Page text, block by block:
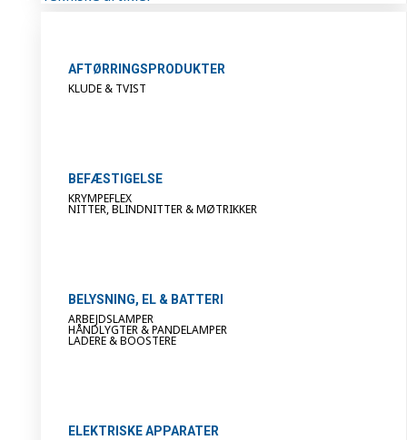
AFTØRRINGSPRODUKTER
KLUDE & TVIST
BEFÆSTIGELSE
KRYMPEFLEX
NITTER, BLINDNITTER & MØTRIKKER
BELYSNING, EL & BATTERI
ARBEJDSLAMPER
HÅNDLYGTER & PANDELAMPER
LADERE & BOOSTERE
ELEKTRISKE APPARATER